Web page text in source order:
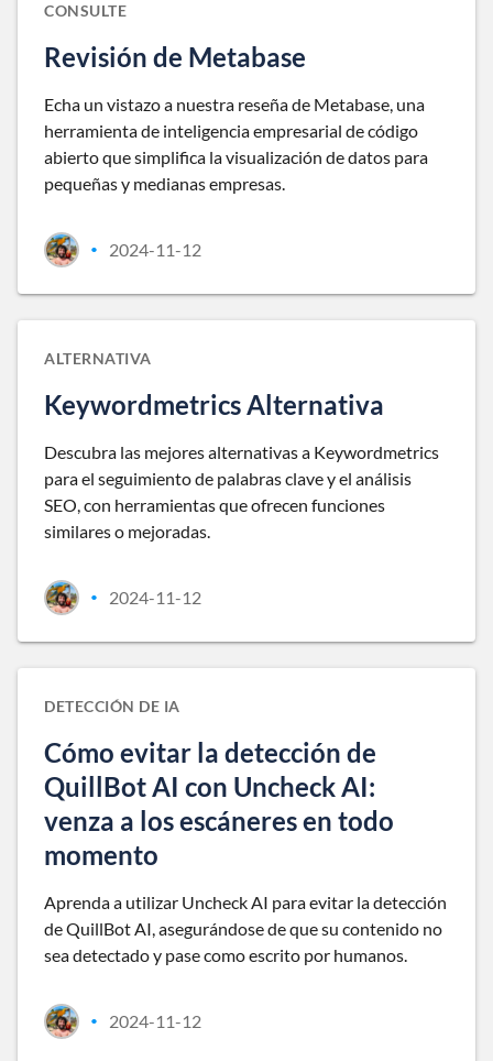
CONSULTE
Revisión de Metabase
Echa un vistazo a nuestra reseña de Metabase, una
herramienta de inteligencia empresarial de código
abierto que simplifica la visualización de datos para
pequeñas y medianas empresas.
• 2024-11-12
ALTERNATIVA
Keywordmetrics Alternativa
Descubra las mejores alternativas a Keywordmetrics
para el seguimiento de palabras clave y el análisis
SEO, con herramientas que ofrecen funciones
similares o mejoradas.
• 2024-11-12
DETECCIÓN DE IA
Cómo evitar la detección de
QuillBot AI con Uncheck AI:
venza a los escáneres en todo
momento
Aprenda a utilizar Uncheck AI para evitar la detección
de QuillBot AI, asegurándose de que su contenido no
sea detectado y pase como escrito por humanos.
• 2024-11-12